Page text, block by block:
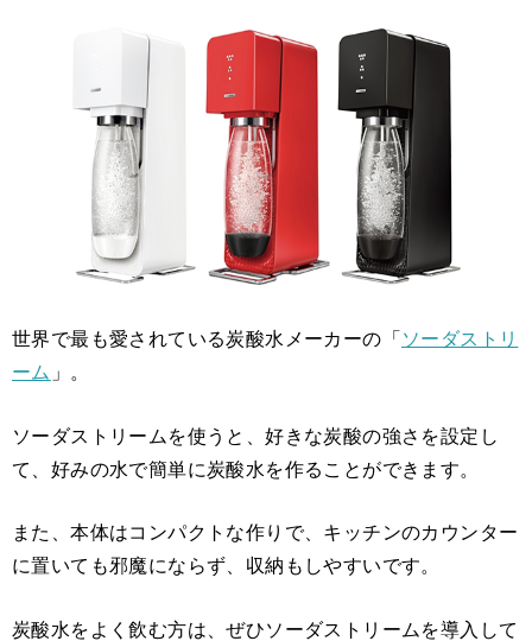
世界で最も愛されている炭酸水メーカーの「 ソーダストリ
ーム 」。
ソーダストリームを使うと、好きな炭酸の強さを設定し
て、好みの水で簡単に炭酸水を作ることができます。
また、本体はコンパクトな作りで、キッチンのカウンター
に置いても邪魔にならず、収納もしやすいです。
炭酸水をよく飲む方は、ぜひソーダストリームを導入して